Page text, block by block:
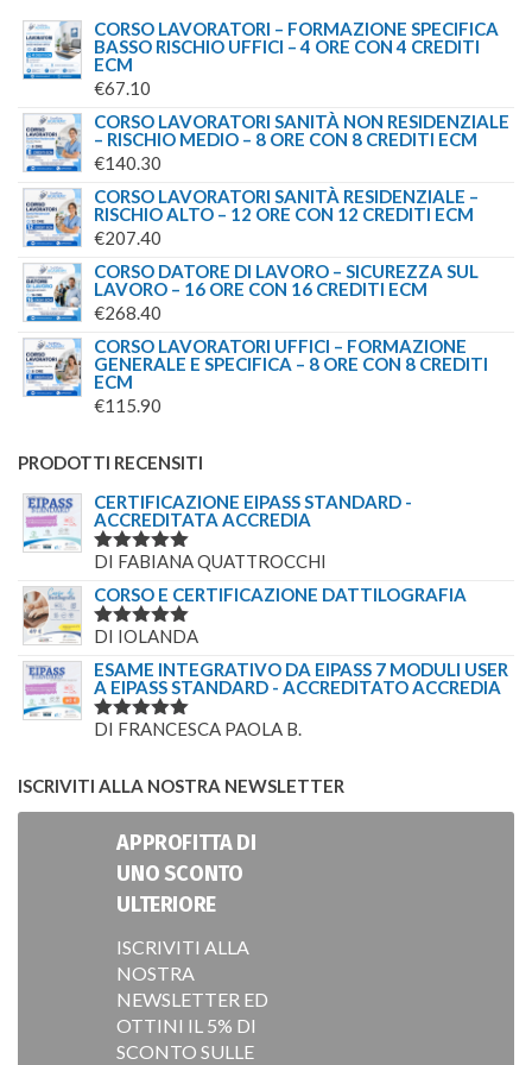
€61.00
MASTER DIRIGENTE TECNICO – LE FUNZIONI DEL
DIRIGENTE TECNICO TRA VALUTAZIONE E
MANAGEMENT
€800.00
LAVORATORI - FORMAZIONE GENERALE E
SPECIFICA BASSO RISCHIO SERVIZI DI
€97.60
LE VIBRAZIONI MECCANICHE - 30 MINUTI
€30.50
CORSO LAVORATORI – FORMAZIONE SPECIFICA
BASSO RISCHIO UFFICI – 4 ORE CON 4 CREDITI
€67.10
CORSO LAVORATORI SANITÀ NON RESIDENZIALE
– RISCHIO MEDIO – 8 ORE CON 8 CREDITI ECM
CORSO LAVORATORI SANITÀ RESIDENZIALE –
LAVORO – 16 ORE CON 16 CREDITI ECM
268.40
GENERALE E SPECIFICA – 8 ORE CON 8 CREDITI
ECM
115.90
PRODOTTI RECENSITI